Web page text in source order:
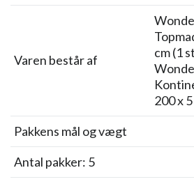
Varen består af
cm (1
200 x
Pakkens mål og vægt
Antal pakker: 5